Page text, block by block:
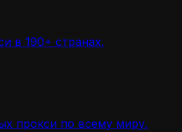
в 190+ странах.
прокси по всему миру.